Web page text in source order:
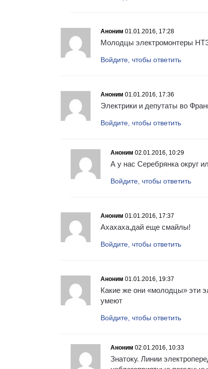
Аноним 01.01.2016, 17:28
Молодцы электромонтеры
Войдите, чтобы ответить
Аноним 01.01.2016, 17:36
Электрики и депутаты во
Войдите, чтобы ответить
Аноним 02.01.2016, 10:29
А у нас Серебрянка округ
Войдите, чтобы ответить
Аноним 01.01.2016, 17:37
Ахахаха,дай еще смайлы!
Войдите, чтобы ответить
Аноним 01.01.2016, 19:37
Какие же они «молодцы» эти
умеют
Войдите, чтобы ответить
Аноним 02.01.2016, 10:33
Знатоку. Линии